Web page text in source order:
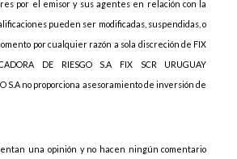
por el emisor y sus agentes en relación con la
pueden ser modificadas, suspendidas, o
por cualquier razón a sola discreción de FIX
DE RIESGO S.A FIX SCR URUGUAY
S.A no proporciona asesoramiento de inversión de
una opinión y no hacen ningún comentario